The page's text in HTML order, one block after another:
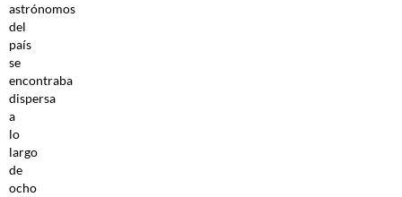
astrónomos
del
país
se
encontraba
dispersa
a
lo
largo
de
ocho